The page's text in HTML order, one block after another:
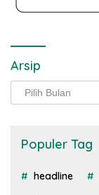
Arsip
Arsip
Populer Tag
headline